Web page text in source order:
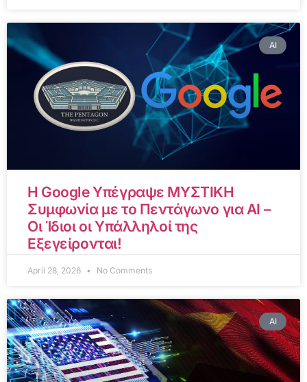
AI
Η Google Υπέγραψε ΜΥΣΤΙΚΗ
Συμφωνία με το Πεντάγωνο για AI –
Οι Ίδιοι οι Υπάλληλοί της
Εξεγείρονται!
April 28, 2026 No Comments
AI